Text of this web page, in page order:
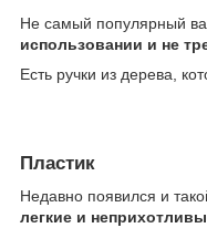
Не самый популярный
использовании и не
Есть ручки из дерева,
Пластик
Недавно появился и
легкие и